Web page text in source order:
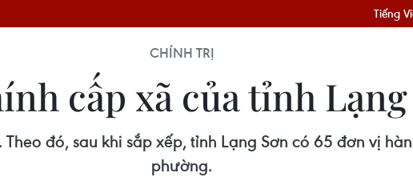
Tiếng
CHÍNH TRỊ
cấp xã của tỉnh
đó, sau khi sắp xếp, tỉnh Lạng Sơn có 65 đơn vị
phường.